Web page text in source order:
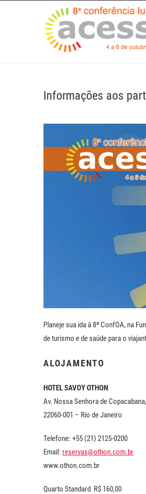
Informações aos
Planeje sua ida à 8ª ConfOA, na
de turismo e de saúde para o
ALOJAMENTO
HOTEL SAVOY OTHON
Av. Nossa Senhora de
22060-001 – Rio de Janeiro
Telefone: +55 (21) 2125-0200
Email: reservas@othon.com.br
www.othon.com.br
Quarto Standard R$ 160,00